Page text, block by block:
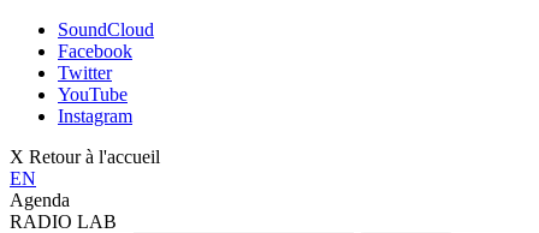
SoundCloud
Facebook
Twitter
YouTube
Instagram
X Retour à l'accueil
EN
Agenda
RADIO LAB